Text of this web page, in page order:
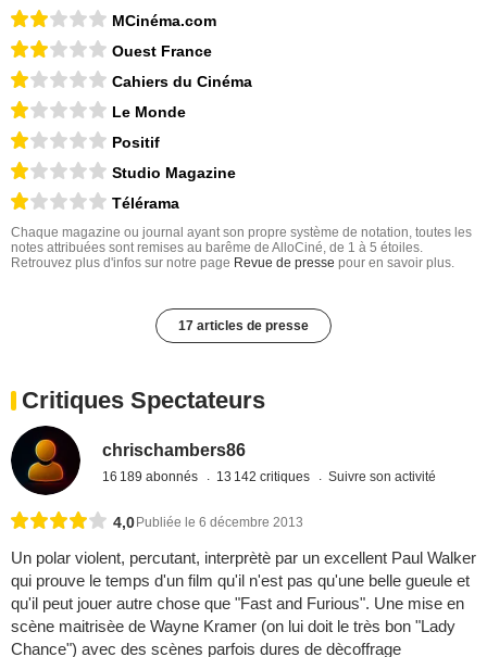
MCinéma.com
Ouest France
Cahiers du Cinéma
Le Monde
Positif
Studio Magazine
Télérama
Chaque magazine ou journal ayant son propre système de notation, toutes les
notes attribuées sont remises au barême de AlloCiné, de 1 à 5 étoiles.
Retrouvez plus d'infos sur notre page Revue de presse pour en savoir plus.
17 articles de presse
Critiques Spectateurs
chrischambers86
16 189 abonnés 13 142 critiques Suivre son activité
4,0 Publiée le 6 décembre 2013
Un polar violent, percutant, interprètè par un excellent Paul Walker
qui prouve le temps d'un film qu'il n'est pas qu'une belle gueule et
qu'il peut jouer autre chose que "Fast and Furious". Une mise en
scène maitrisèe de Wayne Kramer (on lui doit le très bon "Lady
Chance") avec des scènes parfois dures de dècoffrage